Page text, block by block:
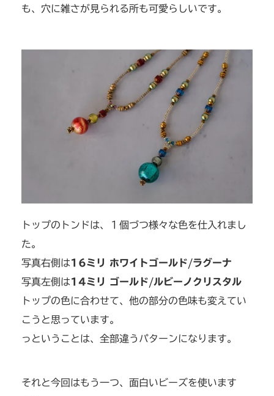
も、穴に雑さが見られる所も可愛らしいです。
トップのトンドは、１個づつ様々な色を仕入れまし
た。
写真右側は16ミリ ホワイトゴールド/ラグーナ
写真左側は14ミリ ゴールド/ルビーノクリスタル
トップの色に合わせて、他の部分の色味も変えてい
こうと思っています。
っということは、全部違うパターンになります。
それと今回はもう一つ、面白いビーズを使います